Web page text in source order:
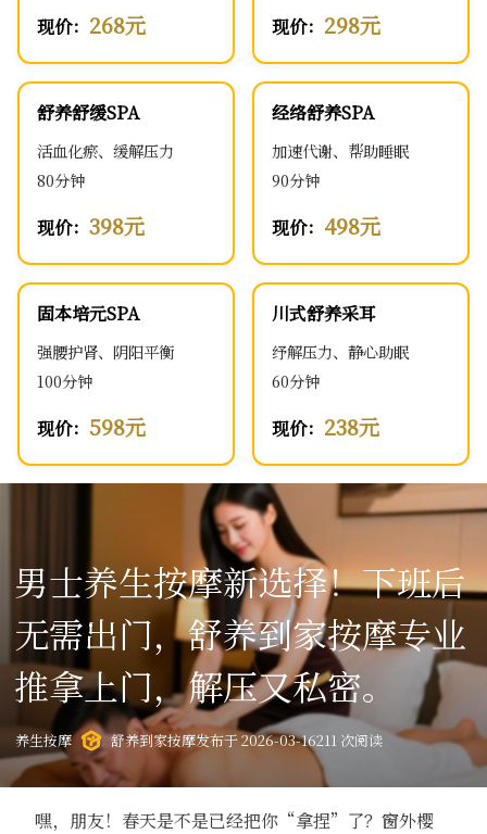
现价： 268元 现价： 298元
舒养舒缓SPA
活血化瘀、缓解压力
80分钟
现价： 398元
经络舒养SPA
加速代谢、帮助睡眠
90分钟
现价： 498元
固本培元SPA
强腰护肾、阴阳平衡
100分钟
现价： 598元
川式舒养采耳
纾解压力、静心助眠
60分钟
现价： 238元
男士养生按摩新选择！下班后
无需出门，舒养到家按摩专业
推拿上门，解压又私密。
养生按摩 舒养到家按摩发布于 2026-03-16211 次阅读
嘿，朋友！春天是不是已经把你“拿捏”了？窗外樱